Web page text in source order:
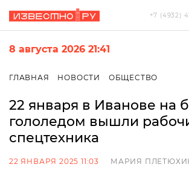
+7 (4932)
8 августа 2026 21:41
ГЛАВНАЯ НОВОСТИ ОБЩЕСТВО
22 января в Иванове на
гололедом вышли
спецтехника
22 ЯНВАРЯ 2025 11:03 МАРИЯ